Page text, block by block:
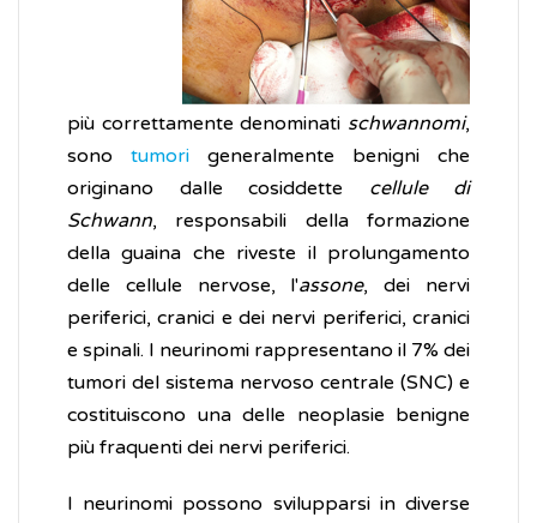
più correttamente denominati schwannomi,
sono tumori generalmente benigni che
originano dalle cosiddette cellule di
Schwann, responsabili della formazione
della guaina che riveste il prolungamento
delle cellule nervose, l'assone, dei nervi
periferici, cranici e dei nervi periferici, cranici
e spinali. I neurinomi rappresentano il 7% dei
tumori del sistema nervoso centrale (SNC) e
costituiscono una delle neoplasie benigne
più fraquenti dei nervi periferici.
I neurinomi possono svilupparsi in diverse